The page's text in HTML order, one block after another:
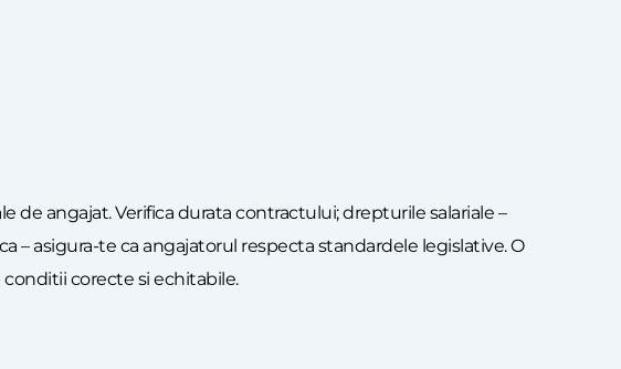
angajat. Verifica durata contractului; drepturile salariale –
– asigura-te ca angajatorul respecta standardele legislative. O
corecte si echitabile.